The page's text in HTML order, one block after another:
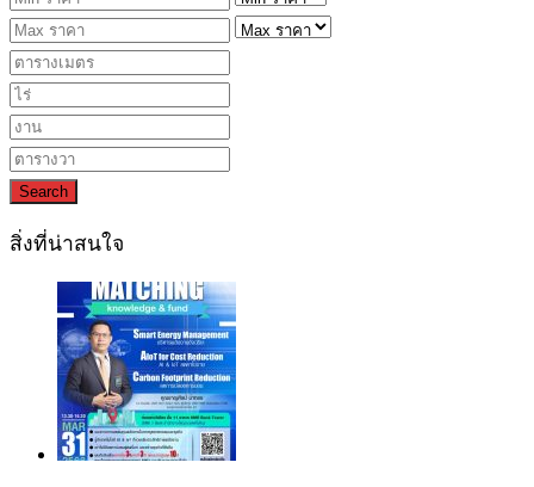
Search
สิ่งที่น่าสนใจ